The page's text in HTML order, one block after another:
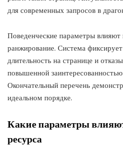
для современных запросов в
Поведенческие параметры влияют
ранжирование. Система
длительность на странице и
повышенной
Окончательный перечень
идеальном порядке.
Какие параметры
ресурса